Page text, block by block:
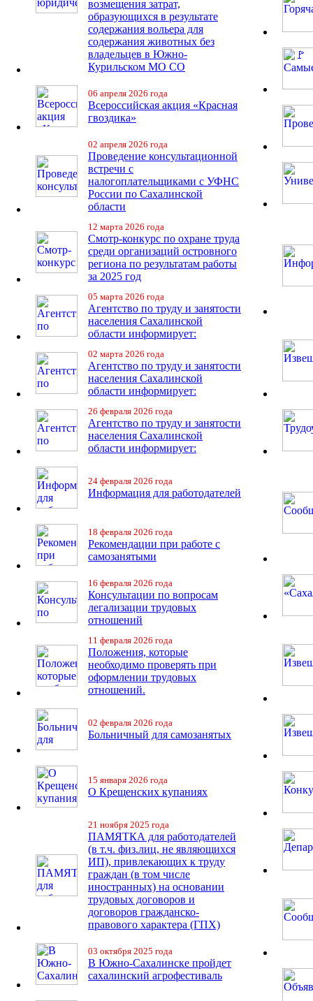
возмещения затрат,
образующихся в результате
содержания вольера для
содержания животных без
владельцев в Южно-
Курильском МО СО
06 апреля 2026 года
Всероссийская акция «Красная
гвоздика»
02 апреля 2026 года
Проведение консультационной
встречи с
налогоплательщиками с УФНС
России по Сахалинской
области
12 марта 2026 года
Смотр-конкурс по охране труда
среди организаций островного
региона по результатам работы
за 2025 год
05 марта 2026 года
Агентство по труду и занятости
населения Сахалинской
области информирует:
02 марта 2026 года
Агентство по труду и занятости
населения Сахалинской
области информирует:
26 февраля 2026 года
Агентство по труду и занятости
населения Сахалинской
области информирует:
24 февраля 2026 года
Информация для работодателей
18 февраля 2026 года
Рекомендации при работе с
самозанятыми
16 февраля 2026 года
Консультации по вопросам
легализации трудовых
отношений
11 февраля 2026 года
Положения, которые
необходимо проверять при
оформлении трудовых
отношений.
02 февраля 2026 года
Больничный для самозанятых
15 января 2026 года
О Крещенских купаниях
21 ноября 2025 года
ПАМЯТКА для работодателей
(в т.ч. физ.лиц, не являющихся
ИП), привлекающих к труду
граждан (в том числе
иностранных) на основании
трудовых договоров и
договоров гражданско-
правового характера (ГПХ)
03 октября 2025 года
В Южно-Сахалинске пройдет
сахалинский агрофестиваль